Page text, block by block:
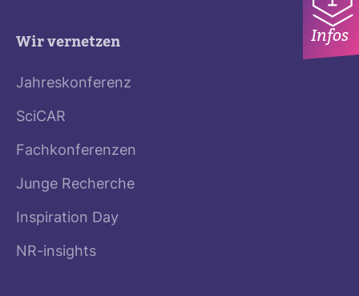
Infos
Wir vernetzen
Jahreskonferenz
SciCAR
Fachkonferenzen
Junge Recherche
Inspiration Day
NR-insights